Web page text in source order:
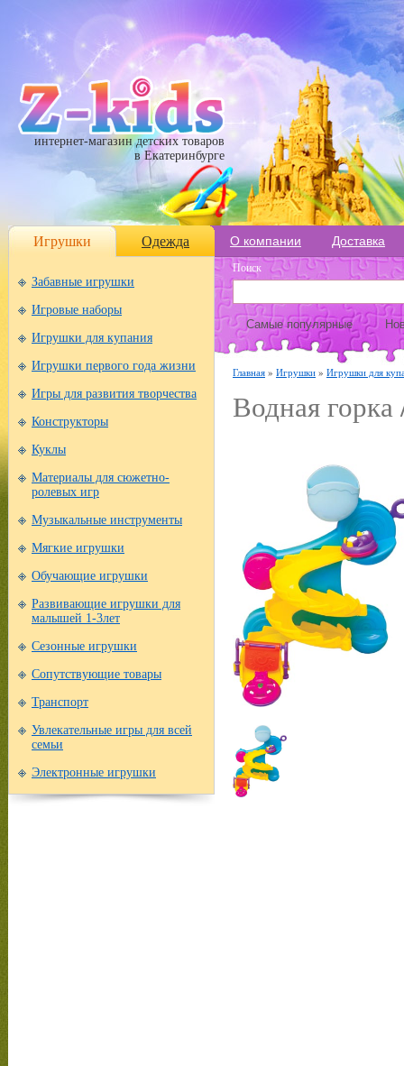
интернет-магазин детских товаров
в Екатеринбурге
Игрушки Одежда О компании Доставка
Забавные игрушки
Игровые наборы
Игрушки для купания
Игрушки первого года жизни
Игры для развития творчества
Конструкторы
Куклы
Материалы для сюжетно-
ролевых игр
Музыкальные инструменты
Мягкие игрушки
Обучающие игрушки
Развивающие игрушки для
малышей 1-3лет
Сезонные игрушки
Сопутствующие товары
Транспорт
Увлекательные игры для всей
семьи
Электронные игрушки
Поиск
Самые популярные
Главная » Игрушки » Игрушки для
Водная